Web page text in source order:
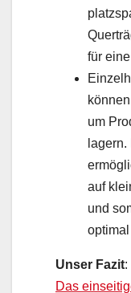
für
um
auf
und
Unser Fazit:
Das